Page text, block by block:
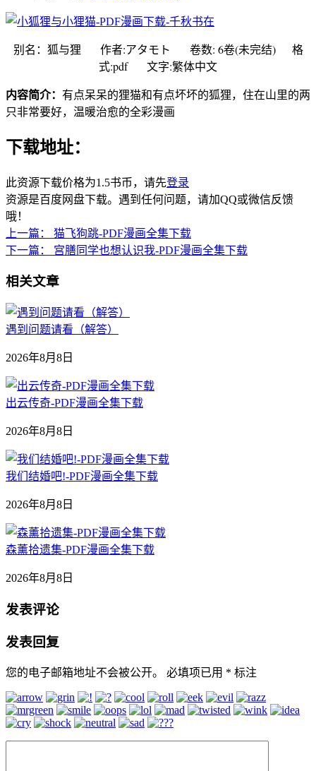
别名：狐与狸 作者:アタモト 卷数: 6卷(未完结) 格
式:pdf 文字:繁体中文
内容简介： 有点呆呆的狸猫和有点坏坏的狐狸，住在山里的两
只非常要好，温暖治愈的全彩漫画
下载地址：
此资源下载价格为1.5书币，请先登录
资源是百度网盘下载。遇到任何问题，请加QQ或微信反馈
哦！
上一篇：
猫飞狗跳-PDF漫画全集下载
下一篇：
宫膳同学也想认识我-PDF漫画全集下载
相关文章
遇到问题请看（解答）
2026年8月8日
出云传奇-PDF漫画全集下载
2026年8月8日
我们结婚吧!-PDF漫画全集下载
2026年8月8日
森薰拾遗集-PDF漫画全集下载
2026年8月8日
发表评论
发表回复
您的电子邮箱地址不会被公开。 必填项已用 * 标注